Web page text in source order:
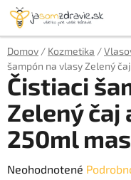
Prejsť
obsah
Domov / Kozmetika /
šampón na vlasy Zelený
Čistiaci
Zelený čaj
250ml
Priemerné
Neohodnotené